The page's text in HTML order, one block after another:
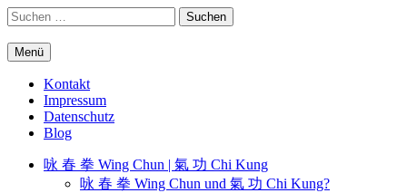
Springe
zum
Inhalt
Suchen
nach:
WuJi – Zentrum
WuJi Konzept
Menü
Kontakt
Impressum
Datenschutz
Blog
咏 春 拳 Wing Chun | 氣 功 Chi Kung
咏 春 拳 Wing Chun und 氣 功 Chi Kung?